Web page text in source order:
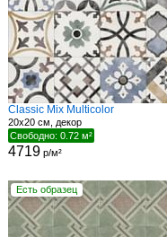
Classic Mix Multicolor
20x20 см, декор
Свободно: 0.72 м²
4719р/м²
Есть образец